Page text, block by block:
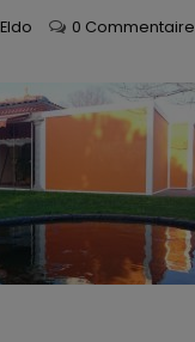
Eldo 0 Commentaire